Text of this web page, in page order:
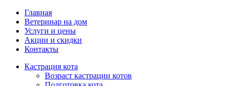
Главная
Ветеринар на дом
Услуги и цены
Акции и скидки
Контакты
Кастрация кота
Возраст кастрации котов